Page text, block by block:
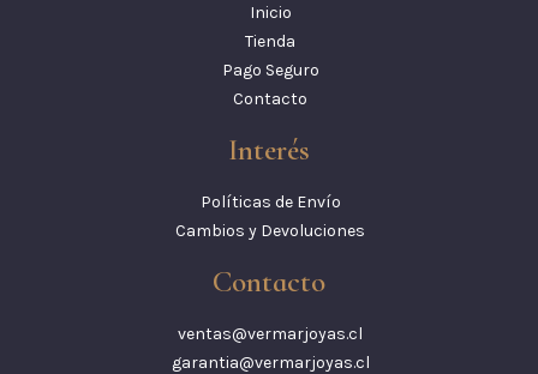
Inicio
Tienda
Pago Seguro
Contacto
Interés
Políticas de Envío
Cambios y Devoluciones
Contacto
ventas@vermarjoyas.cl
garantia@vermarjoyas.cl